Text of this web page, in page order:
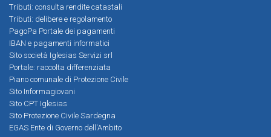
Tributi: consulta rendite catastali
Tributi: delibere e regolamento
PagoPa Portale dei pagamenti
IBAN e pagamenti informatici
Sito società Iglesias Servizi srl
Portale: raccolta differenziata
Piano comunale di Protezione Civile
Sito Informagiovani
Sito CPT Iglesias
Sito Protezione Civile Sardegna
EGAS Ente di Governo dell'Ambito